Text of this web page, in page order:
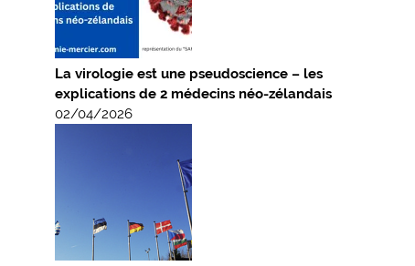
La virologie est une pseudoscience – les
explications de 2 médecins néo-zélandais
02/04/2026